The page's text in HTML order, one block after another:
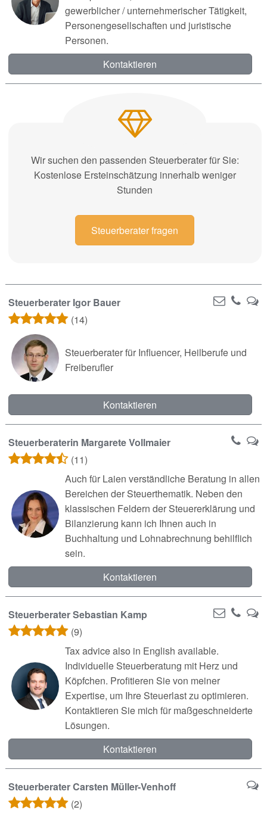
gewerblicher / unternehmerischer Tätigkeit,
Personengesellschaften und juristische
Personen.
Kontaktieren
Wir suchen den passenden Steuerberater für Sie:
Kostenlose Ersteinschätzung innerhalb weniger
Stunden
Steuerberater fragen
Steuerberater Igor Bauer
(14)
Steuerberater für Influencer, Heilberufe und
Freiberufler
Kontaktieren
Steuerberaterin Margarete Vollmaier
(11)
Auch für Laien verständliche Beratung in allen
Bereichen der Steuerthematik. Neben den
klassischen Feldern der Steuererklärung und
Bilanzierung kann ich Ihnen auch in
Buchhaltung und Lohnabrechnung behilflich
sein.
Kontaktieren
Steuerberater Sebastian Kamp
(9)
Tax advice also in English available.
Individuelle Steuerberatung mit Herz und
Köpfchen. Profitieren Sie von meiner
Expertise, um Ihre Steuerlast zu optimieren.
Kontaktieren Sie mich für maßgeschneiderte
Lösungen.
Kontaktieren
Steuerberater Carsten Müller-Venhoff
(2)